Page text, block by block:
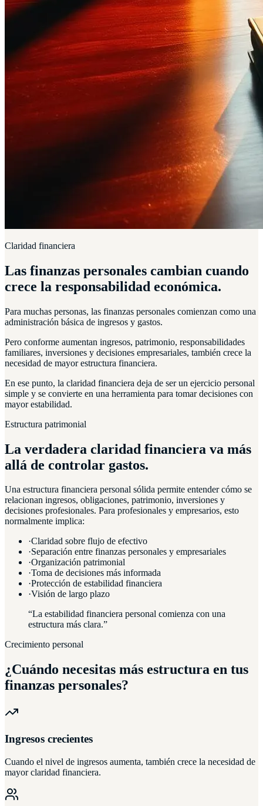
Claridad financiera
Las finanzas personales cambian cuando
crece la responsabilidad económica.
Para muchas personas, las finanzas personales comienzan como una
administración básica de ingresos y gastos.
Pero conforme aumentan ingresos, patrimonio, responsabilidades
familiares, inversiones y decisiones empresariales, también crece la
necesidad de mayor estructura financiera.
En ese punto, la claridad financiera deja de ser un ejercicio personal
simple y se convierte en una herramienta para tomar decisiones con
mayor estabilidad.
Estructura patrimonial
La verdadera claridad financiera va más
allá de controlar gastos.
Una estructura financiera personal sólida permite entender cómo se
relacionan ingresos, obligaciones, patrimonio, inversiones y
decisiones profesionales. Para profesionales y empresarios, esto
normalmente implica:
·Claridad sobre flujo de efectivo
·Separación entre finanzas personales y empresariales
·Organización patrimonial
·Toma de decisiones más informada
·Protección de estabilidad financiera
·Visión de largo plazo
“La estabilidad financiera personal comienza con una
estructura más clara.”
Crecimiento personal
¿Cuándo necesitas más estructura en tus
finanzas personales?
Ingresos crecientes
Cuando el nivel de ingresos aumenta, también crece la necesidad de
mayor claridad financiera.